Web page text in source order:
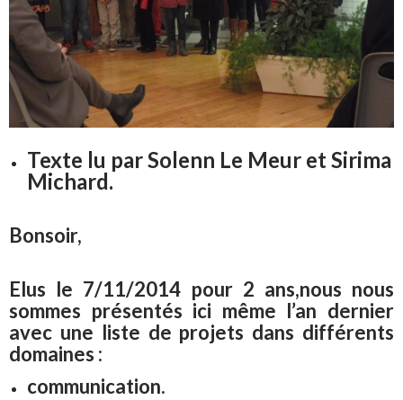
Texte lu par Solenn Le Meur et Sirima
Michard.
Bonsoir,
Elus le 7/11/2014 pour 2 ans,nous nous
sommes présentés ici même l’an dernier
avec une liste de projets dans différents
domaines :
communication.